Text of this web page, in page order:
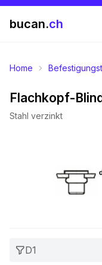
bucan.ch
Home
Flachkopf-
Stahl verzinkt
D1